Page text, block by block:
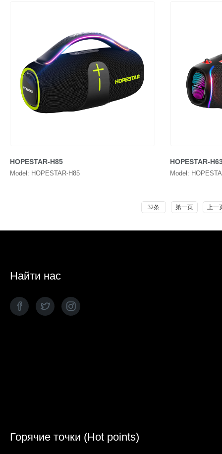
HOPESTAR-H85
Model: HOPESTAR-H85
HOPESTAR-
Model:
32条 第一页 上一
Найти нас
Горячие точки (Hot points)